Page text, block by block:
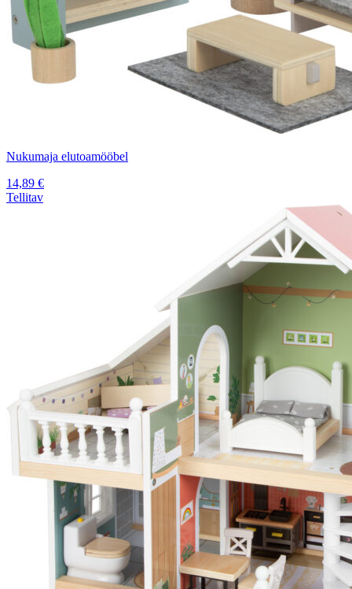
Nukumaja elutoamööbel
14,89 €
Tellitav